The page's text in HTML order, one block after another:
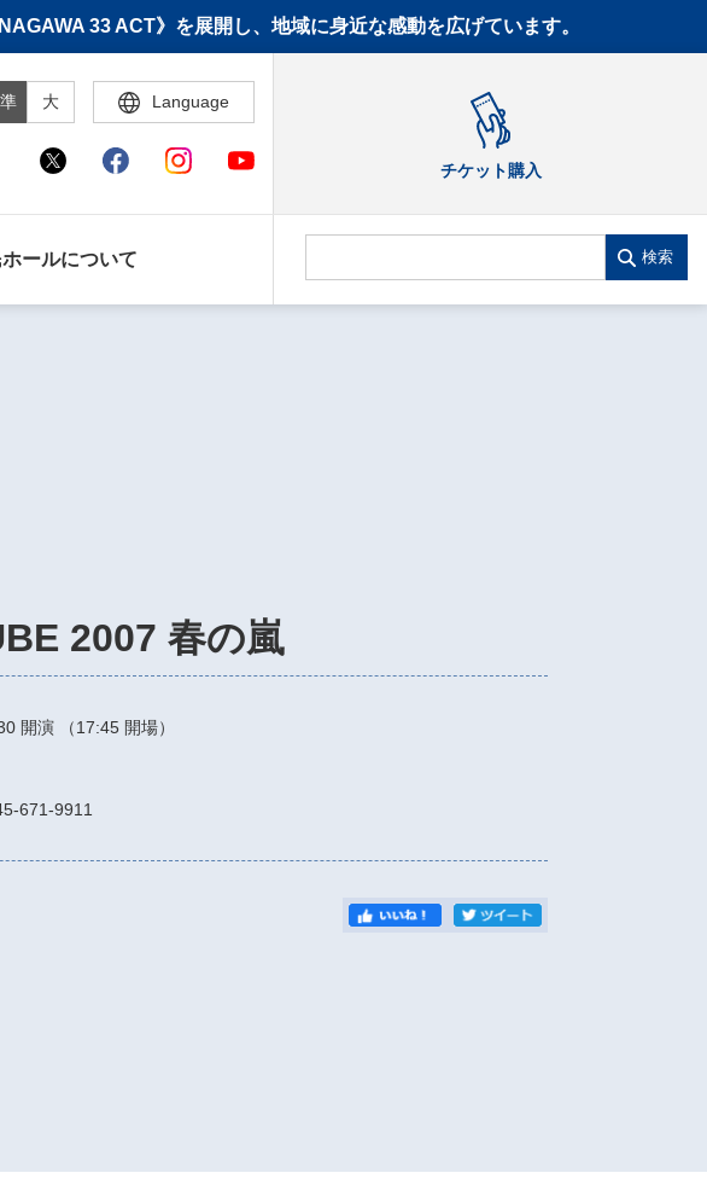
33 ACT》を展開し、地域に身近な感動を広げています。
大 Language
チケット購入
ールについて 検索
2007 春の嵐
開演 （17:45 開場）
671-9911